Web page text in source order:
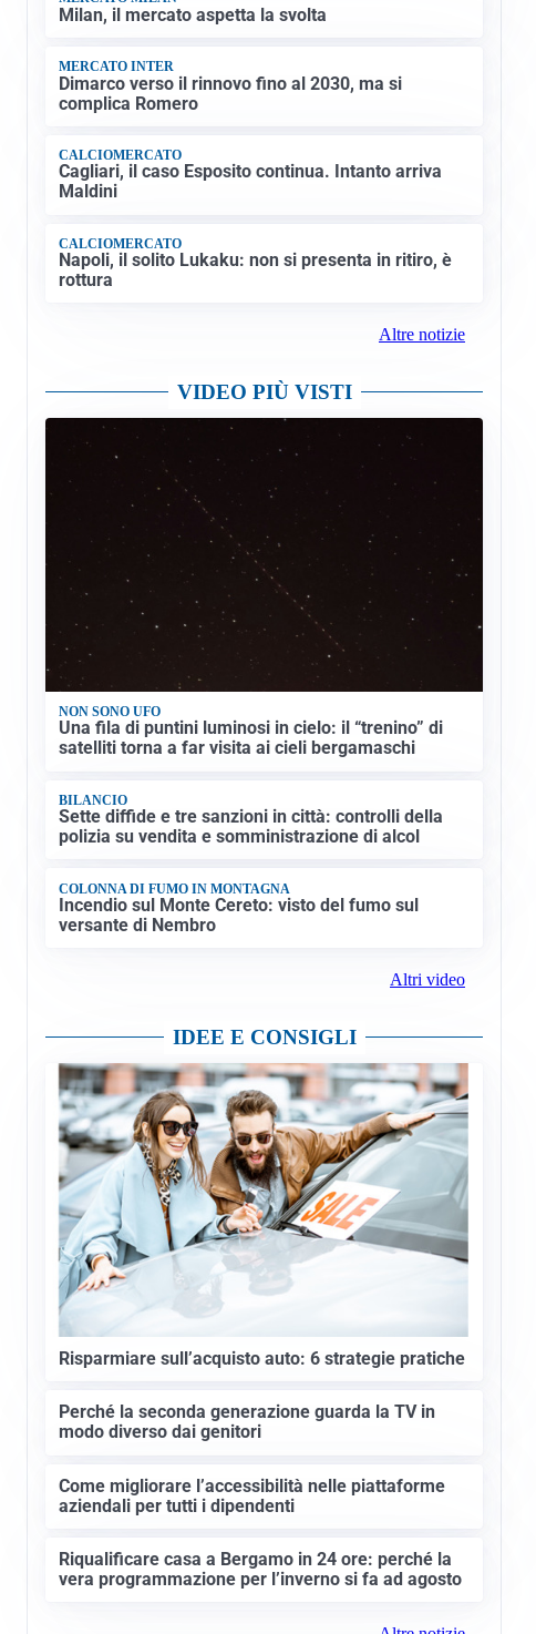
Milan, il mercato aspetta la svolta
MERCATO INTER
Dimarco verso il rinnovo fino al 2030, ma si
complica Romero
CALCIOMERCATO
Cagliari, il caso Esposito continua. Intanto arriva
Maldini
CALCIOMERCATO
Napoli, il solito Lukaku: non si presenta in ritiro, è
rottura
Altre notizie
VIDEO PIÙ VISTI
NON SONO UFO
Una fila di puntini luminosi in cielo: il “trenino” di
satelliti torna a far visita ai cieli bergamaschi
BILANCIO
Sette diffide e tre sanzioni in città: controlli della
polizia su vendita e somministrazione di alcol
COLONNA DI FUMO IN MONTAGNA
Incendio sul Monte Cereto: visto del fumo sul
versante di Nembro
Altri video
IDEE E CONSIGLI
Risparmiare sull’acquisto auto: 6 strategie pratiche
Perché la seconda generazione guarda la TV in
modo diverso dai genitori
Come migliorare l’accessibilità nelle piattaforme
aziendali per tutti i dipendenti
Riqualificare casa a Bergamo in 24 ore: perché la
vera programmazione per l’inverno si fa ad agosto